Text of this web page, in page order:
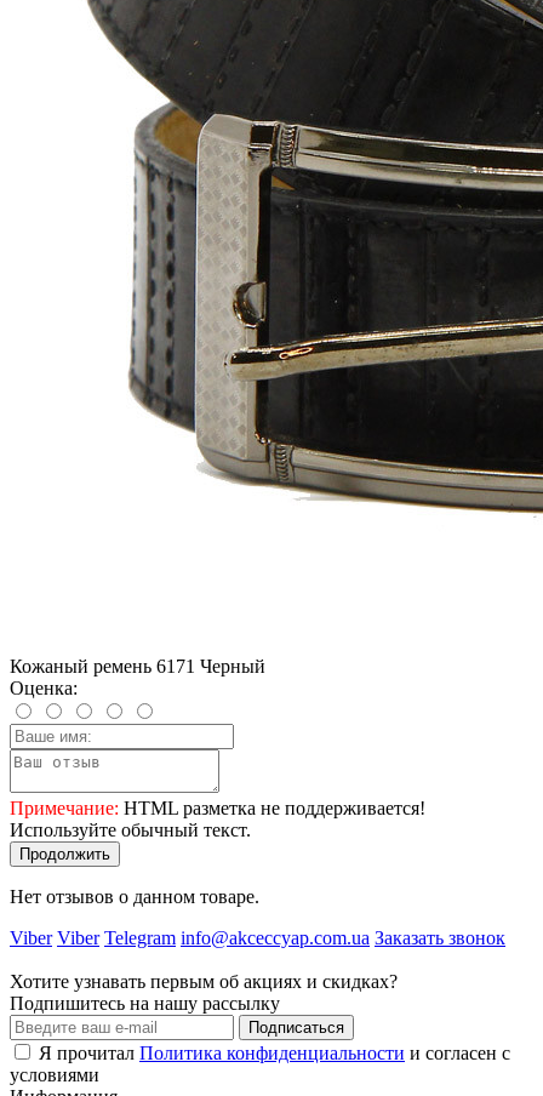
Кожаный ремень 6171 Черный
Оценка:
Примечание: HTML разметка не поддерживается!
Используйте обычный текст.
Продолжить
Нет отзывов о данном товаре.
Viber Viber Telegram info@akceccyap.com.ua Заказать звонок
Хотите узнавать первым об акциях и скидках?
Подпишитесь на нашу рассылку
Подписаться
Я прочитал Политика конфиденциальности и согласен с
условиями